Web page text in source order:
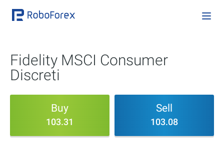
Fidelity MSCI Consumer
Discreti
Buy
103.31
Sell
103.08